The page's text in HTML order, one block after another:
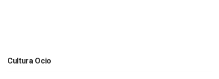
Cultura Ocio